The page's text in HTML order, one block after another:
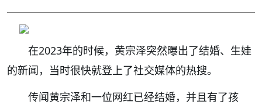
在2023年的时候，黄宗泽突然曝出了结婚、生娃
的新闻，当时很快就登上了社交媒体的热搜。
传闻黄宗泽和一位网红已经结婚，并且有了孩